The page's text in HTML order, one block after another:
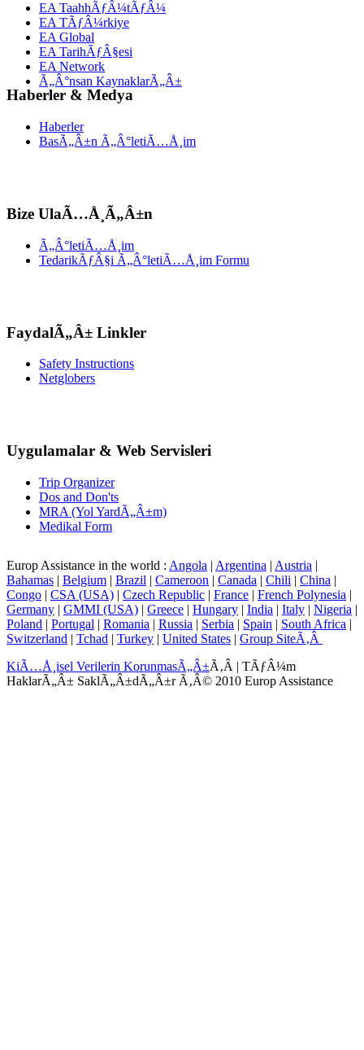
EA TaahhÃƒÂ¼tÃƒÂ¼
EA TÃƒÂ¼rkiye
EA Global
EA TarihÃƒÂ§esi
EA Network
Ã„Â°nsan KaynaklarÃ„Â±
Haberler & Medya
Haberler
BasÃ„Â±n Ã„Â°letiÃ…Å¸im
Bize UlaÃ…Å¸Ã„Â±n
Ã„Â°letiÃ…Å¸im
TedarikÃƒÂ§i Ã„Â°letiÃ…Å¸im Formu
FaydalÃ„Â± Linkler
Safety Instructions
Netglobers
Uygulamalar & Web Servisleri
Trip Organizer
Dos and Don'ts
MRA (Yol YardÃ„Â±m)
Medikal Form
Europ Assistance in the world : Angola Argentina Austria
Bahamas
Belgium Brazil Cameroon Canada Chili China
Congo
CSA (USA) Czech Republic France French Polynesia
Germany
GMMI (USA) Greece Hungary India Italy Nigeria
Poland
Portugal Romania Russia Serbia Spain South Africa
Switzerland
Tchad Turkey United States
Group SiteÃ‚Â
KiÃ…Å¸isel Verilerin KorunmasÃ„Â±Ã‚Â | TÃƒÂ¼m
HaklarÃ„Â± SaklÃ„Â±dÃ„Â±r Ã‚Â© 2010 Europ Assistance